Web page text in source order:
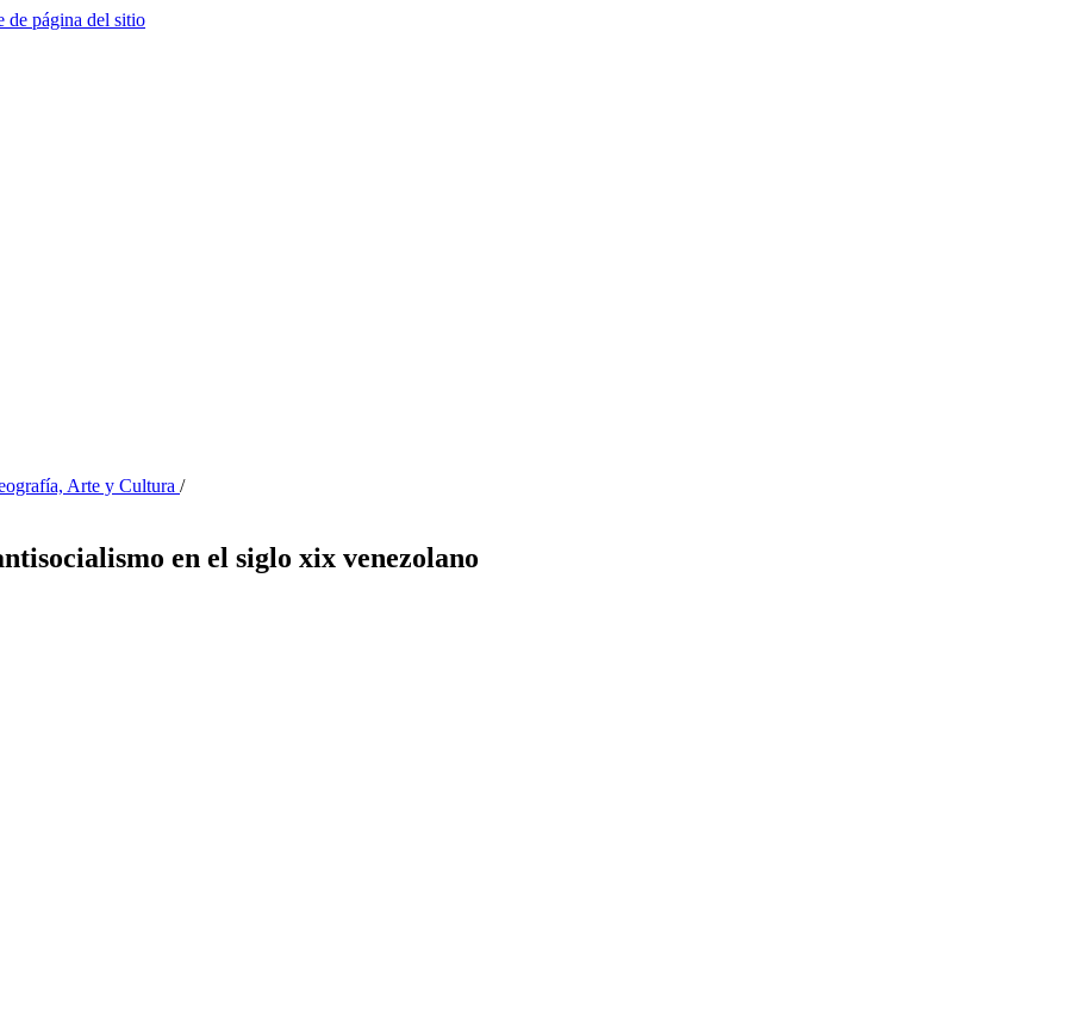
de página del sitio
Arte y Cultura /
en el siglo xix venezolano